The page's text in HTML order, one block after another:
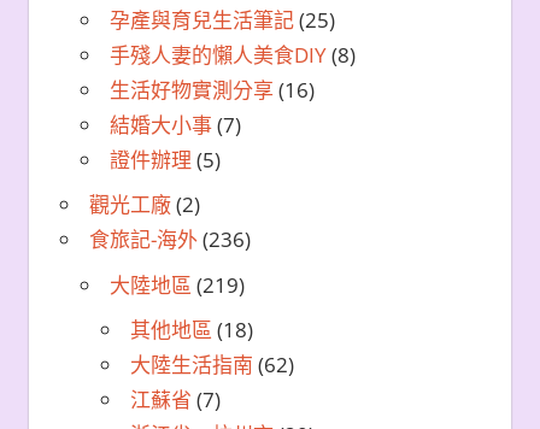
孕產與育兒生活筆記(25)
手殘人妻的懶人美食DIY(8)
生活好物實測分享 (16)
結婚大小事(7)
證件辦理 (5)
觀光工廠(2)
食旅記-海外(236)
大陸地區 (219)
其他地區 (18)
大陸生活指南 (62)
江蘇省 (7)